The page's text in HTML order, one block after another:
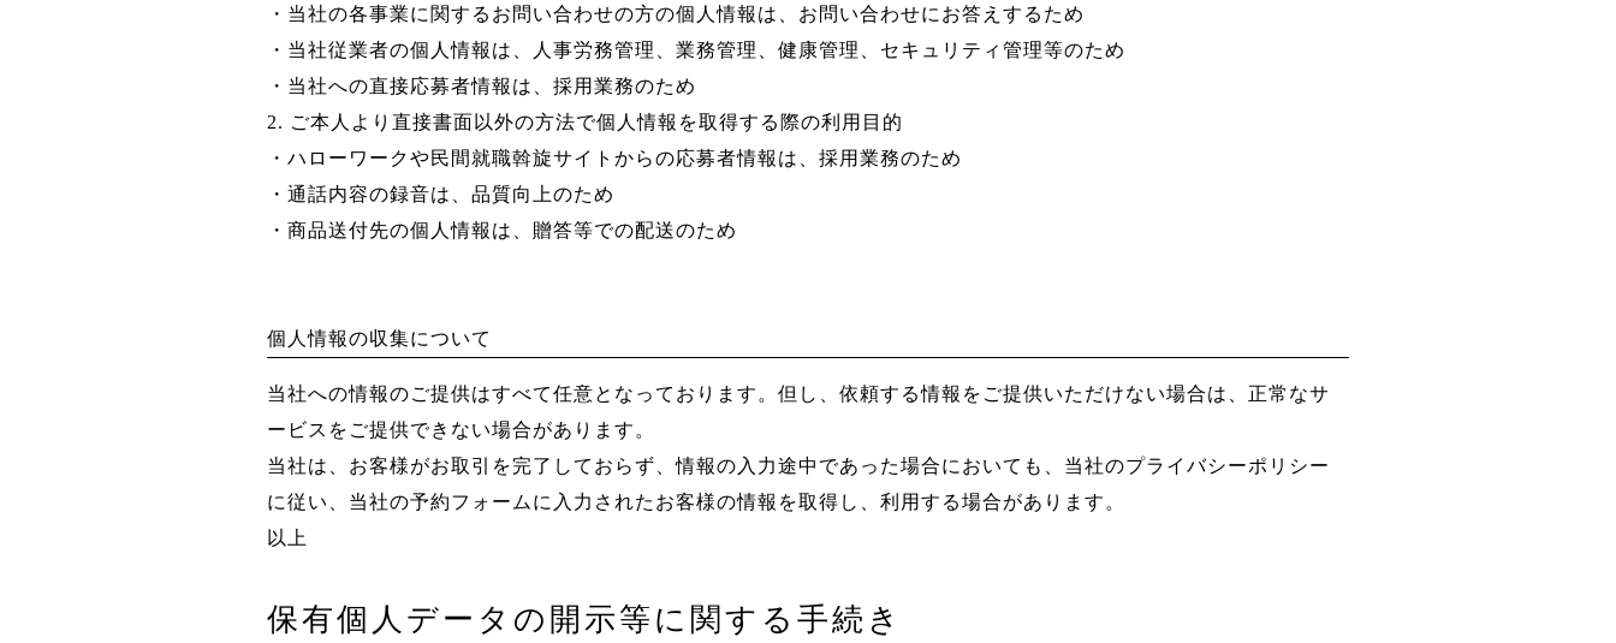
・当社の各事業に関するお問い合わせの方の個人情報は、お問い合わせにお答えするため
・当社従業者の個人情報は、人事労務管理、業務管理、健康管理、セキュリティ管理等のため
・当社への直接応募者情報は、採用業務のため
2. ご本人より直接書面以外の方法で個人情報を取得する際の利用目的
・ハローワークや民間就職斡旋サイトからの応募者情報は、採用業務のため
・通話内容の録音は、品質向上のため
・商品送付先の個人情報は、贈答等での配送のため
個人情報の収集について
当社への情報のご提供はすべて任意となっております。但し、依頼する情報をご提供いただけない場合は、正常なサ
ービスをご提供できない場合があります。
当社は、お客様がお取引を完了しておらず、情報の入力途中であった場合においても、当社のプライバシーポリシー
に従い、当社の予約フォームに入力されたお客様の情報を取得し、利用する場合があります。
以上
保有個人データの開示等に関する手続き